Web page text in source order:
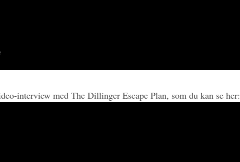
interview med The Dillinger Escape Plan, som du kan se her: